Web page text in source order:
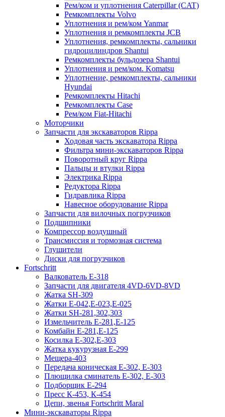
Рем/ком и уплотнения Caterpillar (CAT)
Ремкомплекты Volvo
Уплотнения и рем/ком Yanmar
Уплотнения и ремкомплекты JCB
Уплотнения, ремкомплекты, сальники
гидроцилиндров Shantui
Ремкомплекты бульдозера Shantui
Уплотнения и рем/ком. Komatsu
Уплотнение, ремкомплекты, сальники
Hyundai
Ремкомплекты Hitachi
Ремкомплекты Case
Рем/ком Fiat-Hitachi
Моторчики
Запчасти для экскаваторов Rippa
Ходовая часть экскаватора Rippa
Фильтра мини-экскаваторов Rippa
Поворотный круг Rippa
Пальцы и втулки Rippa
Электрика Rippa
Редуктора Rippa
Гидравлика Rippa
Навесное оборудование Rippa
Запчасти для вилочных погрузчиков
Подшипники
Компрессор воздушный
Трансмиссия и тормозная система
Глушители
Диски для погрузчиков
Fortschritt
Валкователь Е-318
Запчасти для двигателя 4VD-6VD-8VD
Жатка SH-309
Жатки Е-042,Е-023,Е-025
Жатки SH-281,302,303
Измельчитель Е-281,Е-125
Комбайн Е-281,Е-125
Косилка Е-302,Е-303
Жатка кукурузная Е-299
Мещера-403
Передача коническая Е-302, Е-303
Плющилка сминатель Е-302, Е-303
Подборщик Е-294
Пресс К-453, К-454
Цепи, звенья Fortschritt Maral
Мини-экскаваторы Rippa